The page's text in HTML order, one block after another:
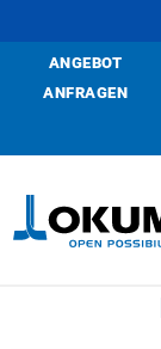
ANGEBOT
ANFRAGEN